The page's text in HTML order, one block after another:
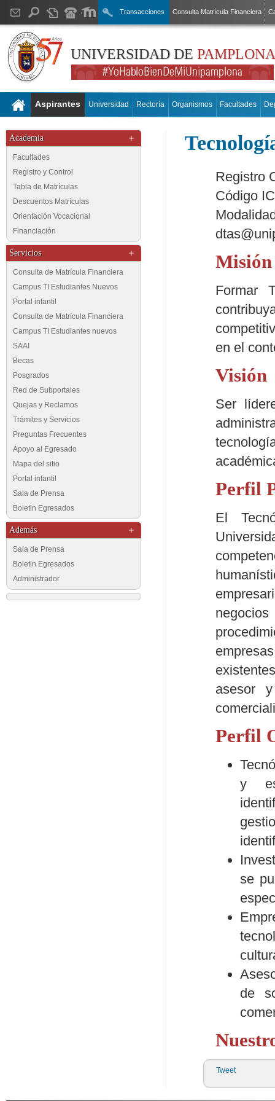
Transacciones Consulta Matrícula Financiera
UNIVERSIDAD DE PAMPLONA
Aspirantes Universidad Rectoría Organismos Facultades
Academia
Facultades
Registro y Control
Tabla de Matrículas
Descuentos Matrículas
Orientación Vocacional
Financiación
Servicios
Consulta de Matrícula Financiera
Campus TI Estudiantes Nuevos
Portal infantil
Consulta de Matrícula Financiera
Campus TI Estudiantes nuevos
SAAI
Becas
Posgrados
Red de Subportales
Quejas y Reclamos
Trámites y Servicios
Preguntas Frecuentes
Apoyo al Egresado
Mapa del sitio
Portal infantil
Sala de Prensa
Boletin Egresados
Además
Sala de Prensa
Boletin Egresados
Administrador
Registro
Código
Misión
Formar
en el
Visión
Ser
Perfil
El
asesor
Perfil
y
se
de
Tweet